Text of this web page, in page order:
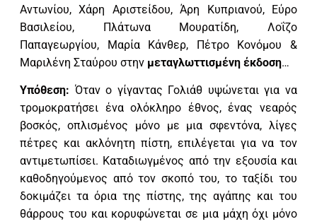
Αντωνίου, Χάρη Αριστείδου, Άρη Κυπριανού, Εύρο
Βασιλείου, Πλάτωνα Μουρατίδη, Λοΐζο
Παπαγεωργίου, Μαρία Κάνθερ, Πέτρο Κονόμου &
Μαριλένη Σταύρου στην μεταγλωττισμένη έκδοση…
Υπόθεση: Όταν ο γίγαντας Γολιάθ υψώνεται για να
τρομοκρατήσει ένα ολόκληρο έθνος, ένας νεαρός
βοσκός, οπλισμένος μόνο με μια σφεντόνα, λίγες
πέτρες και ακλόνητη πίστη, επιλέγεται για να τον
αντιμετωπίσει. Καταδιωγμένος από την εξουσία και
καθοδηγούμενος από τον σκοπό του, το ταξίδι του
δοκιμάζει τα όρια της πίστης, της αγάπης και του
θάρρους του και κορυφώνεται σε μια μάχη όχι μόνο